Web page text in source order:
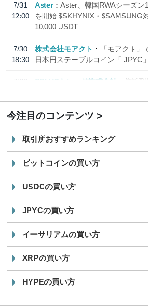
7/31
12:00
Aster
Aster、韓国RWAシーズン
を開始 $SKHYNIX・$SAMSUNG
10,000 USDT
7/30
18:30
株式会社モアクト
「モアクト」
日本円ステーブルコイン「 JPYC
7/29
SBI VCトレード株式会社
信託
今注目のコンテンツ
取引所おすすめランキング
ビットコインの買い方
USDCの買い方
JPYCの買い方
イーサリアムの買い方
XRPの買い方
HYPEの買い方